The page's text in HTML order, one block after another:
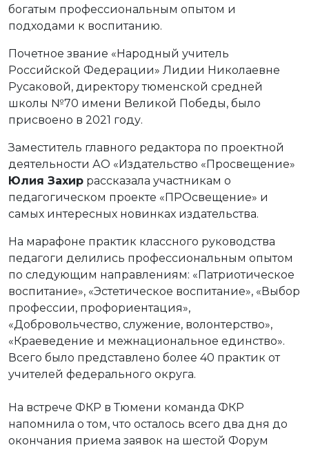
богатым профессиональным опытом и
подходами к воспитанию.
Почетное звание «Народный учитель
Российской Федерации» Лидии Николаевне
Русаковой, директору тюменской средней
школы №70 имени Великой Победы, было
присвоено в 2021 году.
Заместитель главного редактора по проектной
деятельности АО «Издательство «Просвещение»
Юлия Захир рассказала участникам о
педагогическом проекте «ПРОсвещение» и
самых интересных новинках издательства.
На марафоне практик классного руководства
педагоги делились профессиональным опытом
по следующим направлениям: «Патриотическое
воспитание», «Эстетическое воспитание», «Выбор
профессии, профориентация»,
«Добровольчество, служение, волонтерство»,
«Краеведение и межнациональное единство».
Всего было представлено более 40 практик от
учителей федерального округа.
На встрече ФКР в Тюмени команда ФКР
напомнила о том, что осталось всего два дня до
окончания приема заявок на шестой Форум